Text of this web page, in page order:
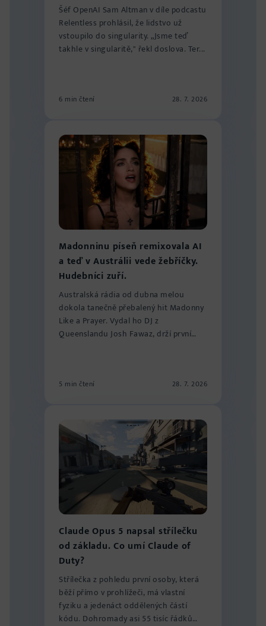
Šéf OpenAI Sam Altman v díle podcastu
Relentless prohlásil, že lidstvo už
vstoupilo do singularity. „Jsme teď
takhle v singularitě," řekl doslova. Ter...
6 min čtení 28. 7. 2026
Madonninu píseň remixovala AI
a teď v Austrálii vede žebříčky.
Hudebníci zuří.
Australská rádia od dubna melou
dokola tanečně přebalený hit Madonny
Like a Prayer. Vydal ho DJ z
Queenslandu Josh Fawaz, drží první
5 min čtení 28. 7. 2026
Claude Opus 5 napsal střílečku
od základu. Co umí Claude of
Duty?
Střílečka z pohledu první osoby, která
běží přímo v prohlížeči, má vlastní
fyziku a jedenáct oddělených částí
kódu. Dohromady asi 55 tisíc řádků